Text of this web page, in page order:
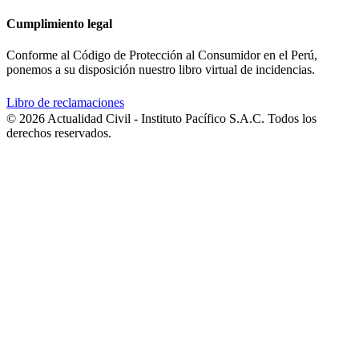
Cumplimiento legal
Conforme al Código de Protección al Consumidor en el Perú,
ponemos a su disposición nuestro libro virtual de incidencias.
Libro de reclamaciones
© 2026 Actualidad Civil - Instituto Pacífico S.A.C. Todos los
derechos reservados.